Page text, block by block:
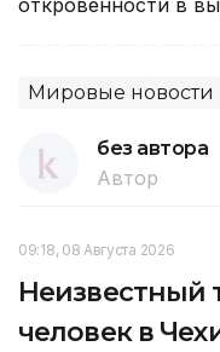
Мировые новости
без автора
Автор
09:18, 08 Августа 2026
Неизвестный
человек в